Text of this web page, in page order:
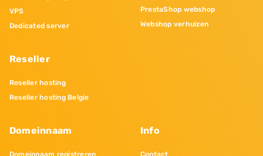
VPS
Dedicated server
Reseller
Reseller hosting
Reseller hosting Belgie
PrestaShop webshop
Webshop verhuizen
Domeinnaam Info